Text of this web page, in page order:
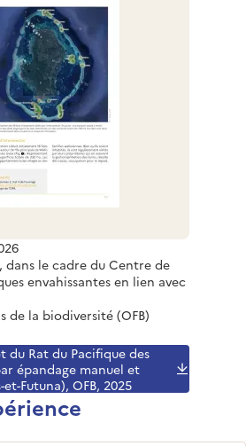
dans le cadre du Centre de
envahissantes en lien avec
de la biodiversité (OFB)
Rat du Pacifique des
épandage manuel et
Futuna), OFB, 2025